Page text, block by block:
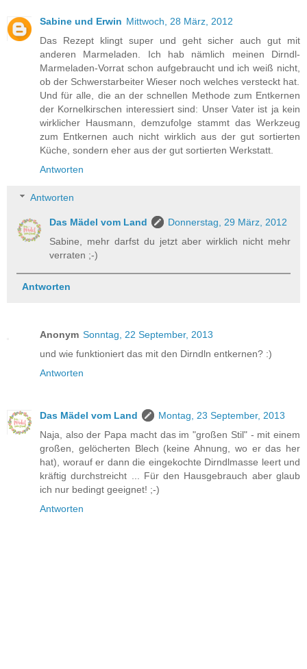
Sabine und Erwin Mittwoch, 28 März, 2012
Das Rezept klingt super und geht sicher auch gut mit
anderen Marmeladen. Ich hab nämlich meinen Dirndl-
Marmeladen-Vorrat schon aufgebraucht und ich weiß nicht,
ob der Schwerstarbeiter Wieser noch welches versteckt hat.
Und für alle, die an der schnellen Methode zum Entkernen
der Kornelkirschen interessiert sind: Unser Vater ist ja kein
wirklicher Hausmann, demzufolge stammt das Werkzeug
zum Entkernen auch nicht wirklich aus der gut sortierten
Küche, sondern eher aus der gut sortierten Werkstatt.
Antworten
Antworten
Das Mädel vom Land
Donnerstag, 29 März, 2012
Sabine, mehr darfst du jetzt aber wirklich nicht mehr
verraten ;-)
Antworten
Anonym Sonntag, 22 September, 2013
und wie funktioniert das mit den Dirndln entkernen? :)
Antworten
Das Mädel vom Land
Montag, 23 September, 2013
Naja, also der Papa macht das im "großen Stil" - mit einem
großen, gelöcherten Blech (keine Ahnung, wo er das her
hat), worauf er dann die eingekochte Dirndlmasse leert und
kräftig durchstreicht ... Für den Hausgebrauch aber glaub
ich nur bedingt geeignet! ;-)
Antworten